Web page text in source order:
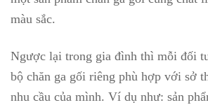
màu sắc.
Ngược lại trong gia đình thì mỗi đối
bộ chăn ga gối riêng phù hợp với sở
nhu cầu của mình. Ví dụ như: sản